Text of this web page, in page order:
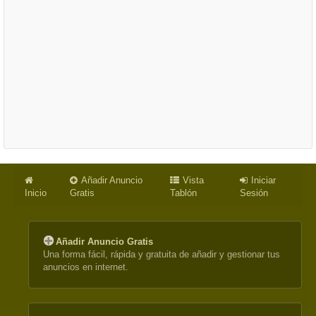
Inicio
Añadir Anuncio
Gratis
Vista
Tablón
Iniciar
Sesión
Añadir Anuncio Gratis
Una forma fácil, rápida y gratuita de añadir y gestionar tus
anuncios en internet.